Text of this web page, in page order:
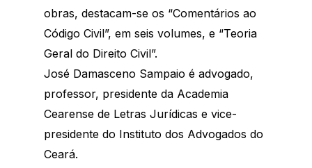
obras, destacam-se os “Comentários ao
Código Civil”, em seis volumes, e “Teoria
Geral do Direito Civil”.
José Damasceno Sampaio é advogado,
professor, presidente da Academia
Cearense de Letras Jurídicas e vice-
presidente do Instituto dos Advogados do
Ceará.